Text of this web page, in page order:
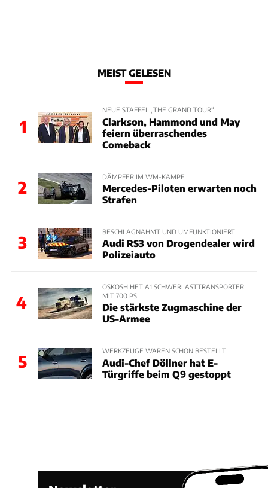
MEIST GELESEN
1
NEUE STAFFEL „THE GRAND TOUR“
Clarkson, Hammond und May
feiern überraschendes
Comeback
2
DÄMPFER IM WM-KAMPF
Mercedes-Piloten erwarten noch
Strafen
3
BESCHLAGNAHMT UND UMFUNKTIONIERT
Audi RS3 von Drogendealer wird
Polizeiauto
4
OSKOSH HET A1 SCHWERLASTTRANSPORTER
MIT 700 PS
Die stärkste Zugmaschine der
US-Armee
5
WERKZEUGE WAREN SCHON BESTELLT
Audi-Chef Döllner hat E-
Türgriffe beim Q9 gestoppt